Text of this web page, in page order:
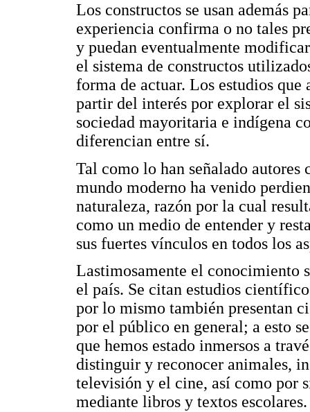
Los constructos se usan además
experiencia confirma o no tales
y puedan eventualmente
el sistema de constructos
forma de actuar. Los estudios
partir del interés por explorar el
sociedad mayoritaria e indígena
diferencian entre sí.
Tal como lo han señalado
mundo moderno ha venido
naturaleza, razón por la cual
como un medio de entender y
sus fuertes vínculos en todos los
Lastimosamente el conocimiento
el país. Se citan estudios
por lo mismo también presentan
por el público en general; a esto
que hemos estado inmersos a
distinguir y reconocer animales,
televisión y el cine, así como por
mediante libros y textos escolares.